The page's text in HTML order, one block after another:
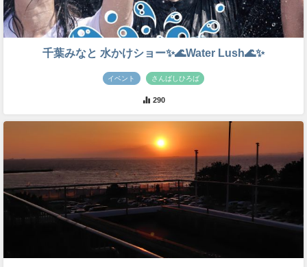
千葉みなと 水かけショー✨🌊Water Lush🌊✨
イベント さんばしひろば
290